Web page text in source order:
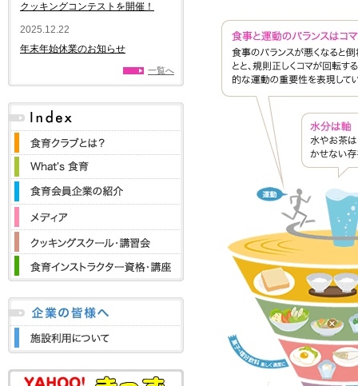
クッキングコンテストを開催！
2025.12.22
年末年始休業のお知らせ
一覧へ